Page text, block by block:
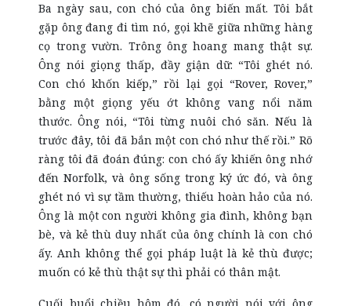
Ba ngày sau, con chó của ông biến mất. Tôi bắt
gặp ông đang đi tìm nó, gọi khẽ giữa những hàng
cọ trong vườn. Trông ông hoang mang thật sự.
Ông nói giọng thấp, đầy giận dữ: “Tôi ghét nó.
Con chó khốn kiếp,” rồi lại gọi “Rover, Rover,”
bằng một giọng yếu ớt không vang nổi năm
thước. Ông nói, “Tôi từng nuôi chó săn. Nếu là
trước đây, tôi đã bắn một con chó như thế rồi.” Rõ
ràng tôi đã đoán đúng: con chó ấy khiến ông nhớ
đến Norfolk, và ông sống trong ký ức đó, và ông
ghét nó vì sự tầm thường, thiếu hoàn hảo của nó.
Ông là một con người không gia đình, không bạn
bè, và kẻ thù duy nhất của ông chính là con chó
ấy. Anh không thể gọi pháp luật là kẻ thù được;
muốn có kẻ thù thật sự thì phải có thân mật.